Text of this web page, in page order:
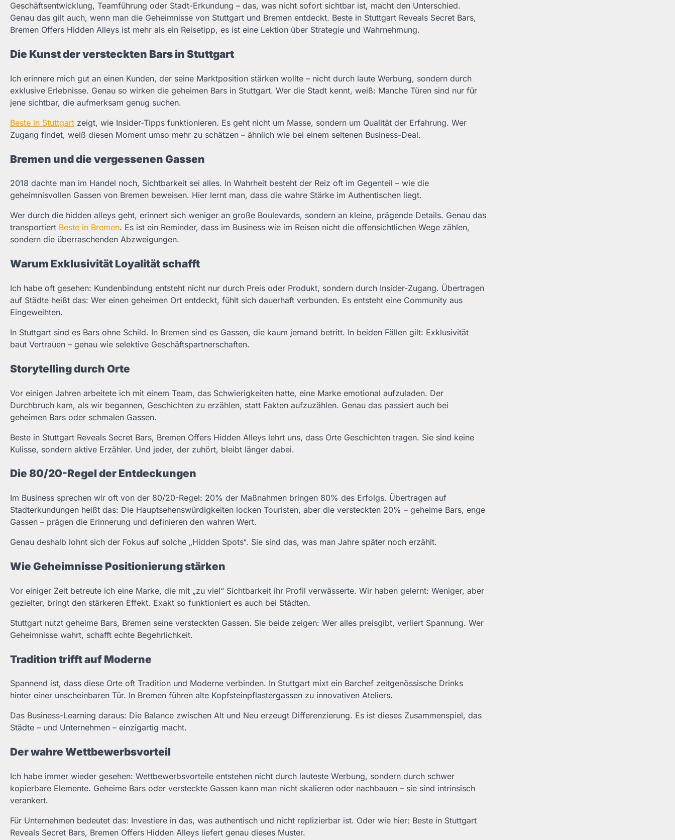
Geschäftsentwicklung, Teamführung oder Stadt-Erkundung – das, was nicht sofort sichtbar ist, macht den Unterschied.
Genau das gilt auch, wenn man die Geheimnisse von Stuttgart und Bremen entdeckt. Beste in Stuttgart Reveals Secret Bars,
Bremen Offers Hidden Alleys ist mehr als ein Reisetipp, es ist eine Lektion über Strategie und Wahrnehmung.
Die Kunst der versteckten Bars in Stuttgart
Ich erinnere mich gut an einen Kunden, der seine Marktposition stärken wollte – nicht durch laute Werbung, sondern durch
exklusive Erlebnisse. Genau so wirken die geheimen Bars in Stuttgart. Wer die Stadt kennt, weiß: Manche Türen sind nur für
jene sichtbar, die aufmerksam genug suchen.
Beste in Stuttgart zeigt, wie Insider-Tipps funktionieren. Es geht nicht um Masse, sondern um Qualität der Erfahrung. Wer
Zugang findet, weiß diesen Moment umso mehr zu schätzen – ähnlich wie bei einem seltenen Business-Deal.
Bremen und die vergessenen Gassen
2018 dachte man im Handel noch, Sichtbarkeit sei alles. In Wahrheit besteht der Reiz oft im Gegenteil – wie die
geheimnisvollen Gassen von Bremen beweisen. Hier lernt man, dass die wahre Stärke im Authentischen liegt.
Wer durch die hidden alleys geht, erinnert sich weniger an große Boulevards, sondern an kleine, prägende Details. Genau das
transportiert Beste in Bremen. Es ist ein Reminder, dass im Business wie im Reisen nicht die offensichtlichen Wege zählen,
sondern die überraschenden Abzweigungen.
Warum Exklusivität Loyalität schafft
Ich habe oft gesehen: Kundenbindung entsteht nicht nur durch Preis oder Produkt, sondern durch Insider-Zugang. Übertragen
auf Städte heißt das: Wer einen geheimen Ort entdeckt, fühlt sich dauerhaft verbunden. Es entsteht eine Community aus
Eingeweihten.
In Stuttgart sind es Bars ohne Schild. In Bremen sind es Gassen, die kaum jemand betritt. In beiden Fällen gilt: Exklusivität
baut Vertrauen – genau wie selektive Geschäftspartnerschaften.
Storytelling durch Orte
Vor einigen Jahren arbeitete ich mit einem Team, das Schwierigkeiten hatte, eine Marke emotional aufzuladen. Der
Durchbruch kam, als wir begannen, Geschichten zu erzählen, statt Fakten aufzuzählen. Genau das passiert auch bei
geheimen Bars oder schmalen Gassen.
Beste in Stuttgart Reveals Secret Bars, Bremen Offers Hidden Alleys lehrt uns, dass Orte Geschichten tragen. Sie sind keine
Kulisse, sondern aktive Erzähler. Und jeder, der zuhört, bleibt länger dabei.
Die 80/20-Regel der Entdeckungen
Im Business sprechen wir oft von der 80/20-Regel: 20% der Maßnahmen bringen 80% des Erfolgs. Übertragen auf
Stadterkundungen heißt das: Die Hauptsehenswürdigkeiten locken Touristen, aber die versteckten 20% – geheime Bars, enge
Gassen – prägen die Erinnerung und definieren den wahren Wert.
Genau deshalb lohnt sich der Fokus auf solche „Hidden Spots“. Sie sind das, was man Jahre später noch erzählt.
Wie Geheimnisse Positionierung stärken
Vor einiger Zeit betreute ich eine Marke, die mit „zu viel“ Sichtbarkeit ihr Profil verwässerte. Wir haben gelernt: Weniger, aber
gezielter, bringt den stärkeren Effekt. Exakt so funktioniert es auch bei Städten.
Stuttgart nutzt geheime Bars, Bremen seine versteckten Gassen. Sie beide zeigen: Wer alles preisgibt, verliert Spannung. Wer
Geheimnisse wahrt, schafft echte Begehrlichkeit.
Tradition trifft auf Moderne
Spannend ist, dass diese Orte oft Tradition und Moderne verbinden. In Stuttgart mixt ein Barchef zeitgenössische Drinks
hinter einer unscheinbaren Tür. In Bremen führen alte Kopfsteinpflastergassen zu innovativen Ateliers.
Das Business-Learning daraus: Die Balance zwischen Alt und Neu erzeugt Differenzierung. Es ist dieses Zusammenspiel, das
Städte – und Unternehmen – einzigartig macht.
Der wahre Wettbewerbsvorteil
Ich habe immer wieder gesehen: Wettbewerbsvorteile entstehen nicht durch lauteste Werbung, sondern durch schwer
kopierbare Elemente. Geheime Bars oder versteckte Gassen kann man nicht skalieren oder nachbauen – sie sind intrinsisch
verankert.
Für Unternehmen bedeutet das: Investiere in das, was authentisch und nicht replizierbar ist. Oder wie hier: Beste in Stuttgart
Reveals Secret Bars, Bremen Offers Hidden Alleys liefert genau dieses Muster.